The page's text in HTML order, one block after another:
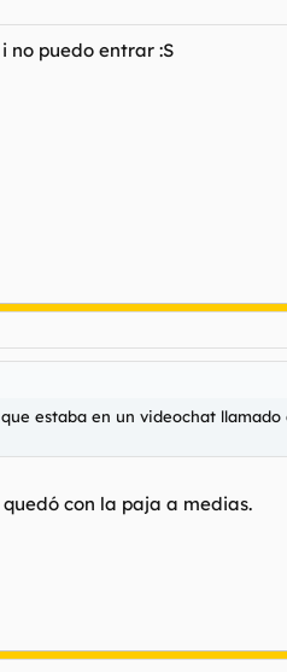
no puedo entrar :S
estaba en un videochat
con la paja a medias.